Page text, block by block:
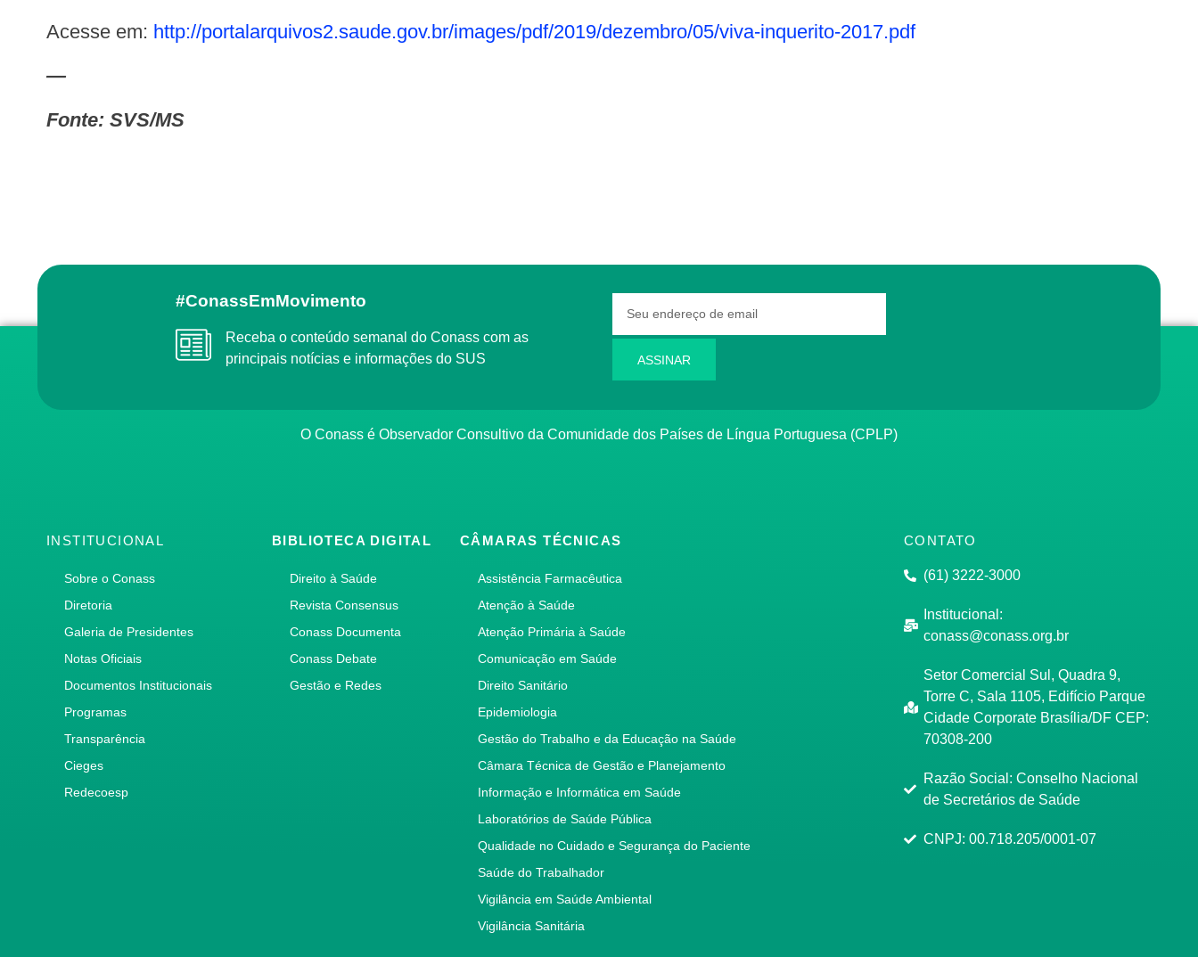
Acesse em: http://portalarquivos2.saude.gov.br/images/pdf/2019/dezembro/05/viva-inquerito-2017.pdf
—
Fonte: SVS/MS
#ConassEmMovimento
Receba o conteúdo semanal do Conass com as
principais notícias e informações do SUS
ASSINAR
O Conass é Observador Consultivo da Comunidade dos Países de Língua Portuguesa (CPLP)
INSTITUCIONAL
Sobre o Conass
Diretoria
Galeria de Presidentes
Notas Oficiais
Documentos Institucionais
Programas
Transparência
Cieges
Redecoesp
BIBLIOTECA DIGITAL
Direito à Saúde
Revista Consensus
Conass Documenta
Conass Debate
Gestão e Redes
CÂMARAS TÉCNICAS
Assistência Farmacêutica
Atenção à Saúde
Atenção Primária à Saúde
Comunicação em Saúde
Direito Sanitário
Epidemiologia
Gestão do Trabalho e da Educação na Saúde
Câmara Técnica de Gestão e Planejamento
Informação e Informática em Saúde
Laboratórios de Saúde Pública
Qualidade no Cuidado e Segurança do Paciente
Saúde do Trabalhador
Vigilância em Saúde Ambiental
Vigilância Sanitária
CONTATO
(61) 3222-3000
Institucional:
conass@conass.org.br
Setor Comercial Sul, Quadra 9,
Torre C, Sala 1105, Edifício Parque
Cidade Corporate Brasília/DF CEP:
70308-200
Razão Social: Conselho Nacional
de Secretários de Saúde
CNPJ: 00.718.205/0001-07